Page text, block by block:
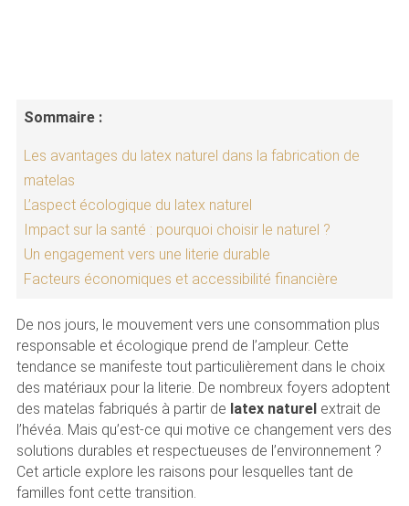
Sommaire :
Les avantages du latex naturel dans la fabrication de
matelas
L’aspect écologique du latex naturel
Impact sur la santé : pourquoi choisir le naturel ?
Un engagement vers une literie durable
Facteurs économiques et accessibilité financière
De nos jours, le mouvement vers une consommation plus
responsable et écologique prend de l’ampleur. Cette
tendance se manifeste tout particulièrement dans le choix
des matériaux pour la literie. De nombreux foyers adoptent
des matelas fabriqués à partir de latex naturelextrait de
l’hévéa. Mais qu’est-ce qui motive ce changement vers des
solutions durables et respectueuses de l’environnement ?
Cet article explore les raisons pour lesquelles tant de
familles font cette transition.